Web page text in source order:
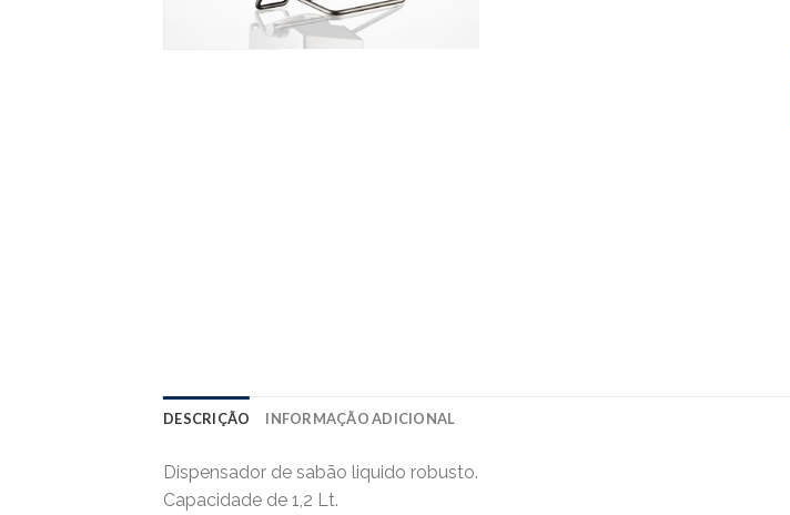
DESCRIÇÃO INFORMAÇÃO ADICIONAL
Dispensador de sabão liquido robusto.
Capacidade de 1,2 Lt.